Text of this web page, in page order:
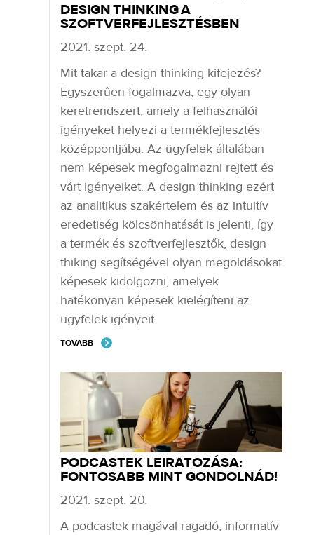
DESIGN THINKING A
SZOFTVERFEJLESZTÉSBEN
2021. szept. 24.
Mit takar a design thinking kifejezés?
Egyszerűen fogalmazva, egy olyan
keretrendszert, amely a felhasználói
igényeket helyezi a termékfejlesztés
középpontjába. Az ügyfelek általában
nem képesek megfogalmazni rejtett és
várt igényeiket. A design thinking ezért
az analitikus szakértelem és az intuitív
eredetiség kölcsönhatását is jelenti, így
a termék és szoftverfejlesztők, design
thiking segítségével olyan megoldásokat
képesek kidolgozni, amelyek
hatékonyan képesek kielégíteni az
ügyfelek igényeit.
TOVÁBB
PODCASTEK LEIRATOZÁSA:
FONTOSABB MINT GONDOLNÁD!
2021. szept. 20.
A podcastek magával ragadó, informatív